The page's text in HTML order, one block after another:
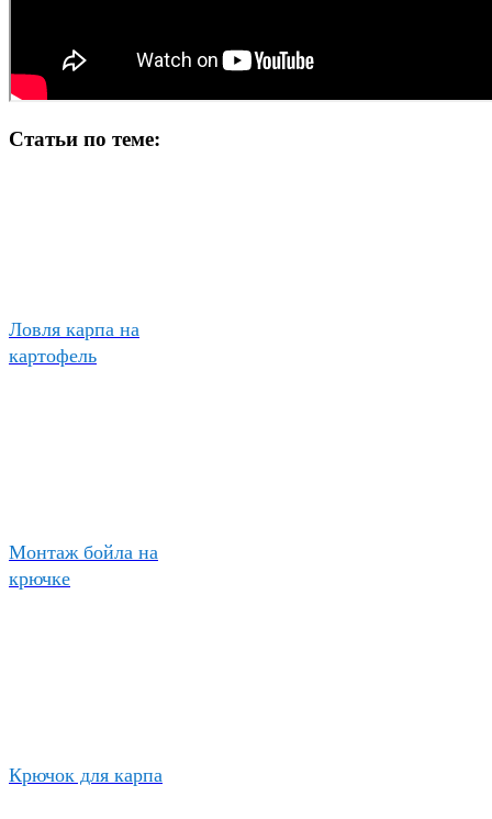
Статьи по теме:
Ловля карпа на
картофель
Монтаж бойла на
крючке
Крючок для карпа